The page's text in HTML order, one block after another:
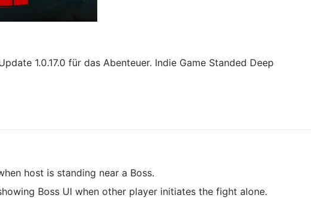
1.0.17.0 für das Abenteuer. Indie Game Standed Deep
host is standing near a Boss.
Boss UI when other player initiates the fight alone.